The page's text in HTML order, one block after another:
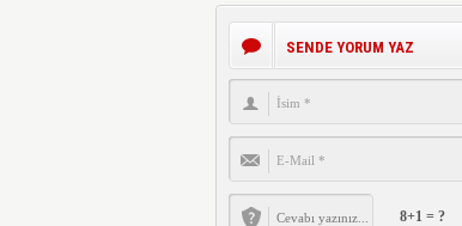
SENDE YORUM YAZ
8+1 = ?